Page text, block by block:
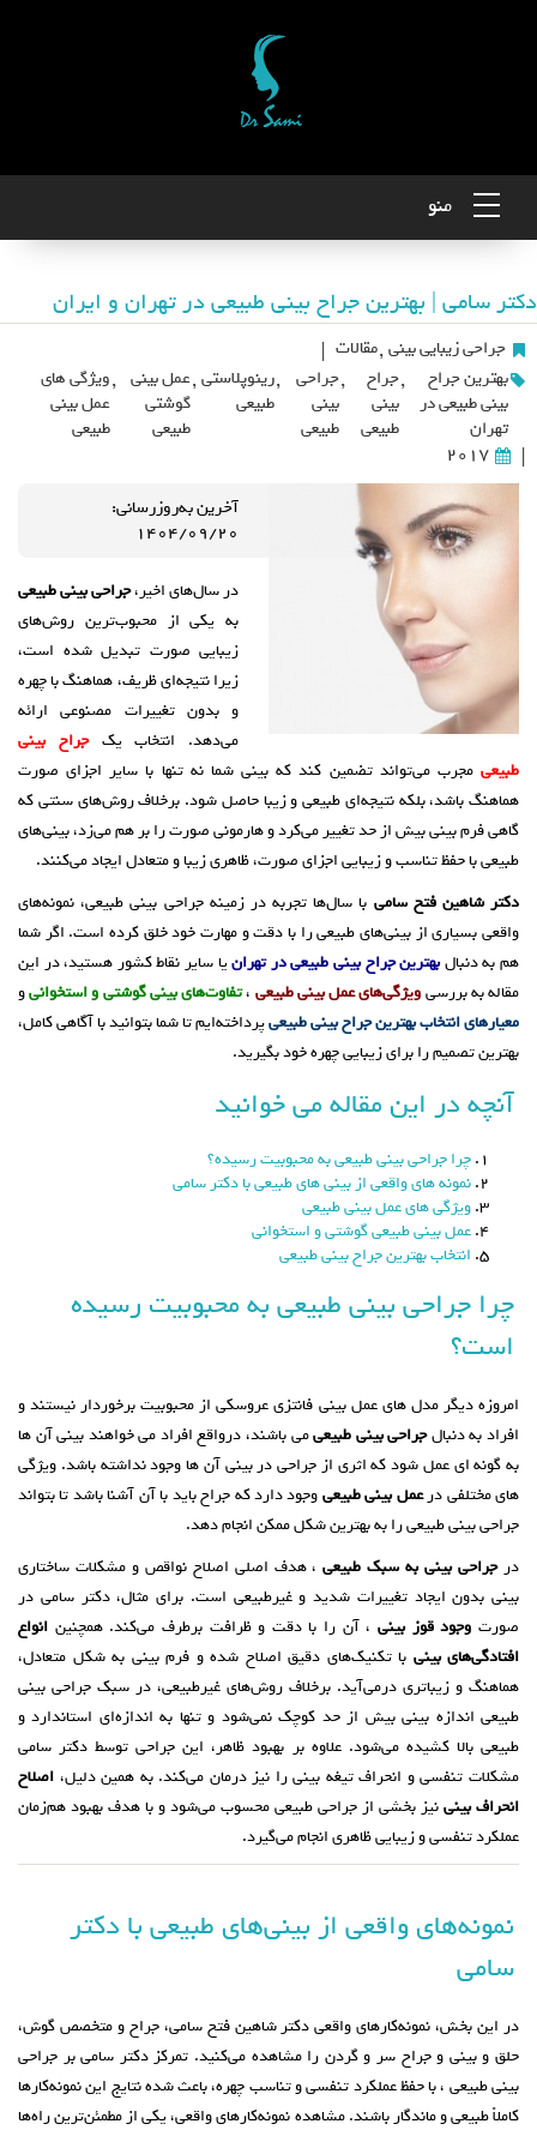
منو
دکتر سامی | بهترین جراح بینی طبیعی در تهران و ایران
جراحی زیبایی بینی ,مقالات |
بهترین جراح
بینی طبیعی در
تهران
,جراح
بینی
طبیعی
,جراحی
بینی
طبیعی
,رینوپلاستی
طبیعی
,عمل بینی
گوشتی
طبیعی
,ویژگی های
عمل بینی
طبیعی
|
2017
آخرین به‌روزرسانی:
۱۴۰۴/۰۹/۲۰
در سال‌های اخیر،جراحی بینی طبیعی
به یکی از محبوب‌ترین روش‌های
زیبایی صورت تبدیل شده است،
زیرا نتیجه‌ای ظریف، هماهنگ با چهره
و بدون تغییرات مصنوعی ارائه
می‌دهد. انتخاب یکجراح بینی
طبیعی مجرب می‌تواند تضمین کند که بینی شما نه تنها با سایر اجزای صورت
هماهنگ باشد، بلکه نتیجه‌ای طبیعی و زیبا حاصل شود. برخلاف روش‌های سنتی که
گاهی فرم بینی بیش از حد تغییر می‌کرد و هارمونی صورت را بر هم می‌زد، بینی‌های
طبیعی با حفظ تناسب و زیبایی اجزای صورت، ظاهری زیبا و متعادل ایجاد می‌کنند.
دکتر شاهین فتح سامی با سال‌ها تجربه در زمینه جراحی بینی طبیعی، نمونه‌های
واقعی بسیاری از بینی‌های طبیعی را با دقت و مهارت خود خلق کرده است. اگر شما
هم به دنبالبهترین جراح بینی طبیعی در تهرانیا سایر نقاط کشور هستید، در این
مقاله به بررسیویژگی‌های عمل بینی طبیعی ،تفاوت‌های بینی گوشتی و استخوانیو
معیارهای انتخاب بهترین جراح بینی طبیعیپرداخته‌ایم تا شما بتوانید با آگاهی کامل،
بهترین تصمیم را برای زیبایی چهره خود بگیرید.
آنچه در این مقاله می خوانید
چرا جراحی بینی طبیعی به محبوبیت رسیده؟
نمونه های واقعی از بینی های طبیعی با دکتر سامی
ویژگی های عمل بینی طبیعی
عمل بینی طبیعی گوشتی و استخوانی
انتخاب بهترین جراح بینی طبیعی
چرا جراحی بینی طبیعی به محبوبیت رسیده
است؟
امروزه دیگر مدل های عمل بینی فانتزی عروسکی از محبوبیت برخوردار نیستند و
افراد به دنبالجراحی بینی طبیعیمی باشند، درواقع افراد می خواهند بینی آن ها
به گونه ای عمل شود که اثری از جراحی در بینی آن ها وجود نداشته باشد. ویژگی
های مختلفی درعمل بینی طبیعیوجود دارد که جراح باید با آن آشنا باشد تا بتواند
جراحی بینی طبیعی را به بهترین شکل ممکن انجام دهد.
درجراحی بینی به سبک طبیعی، هدف اصلی اصلاح نواقص و مشکلات ساختاری
بینی بدون ایجاد تغییرات شدید و غیرطبیعی است. برای مثال، دکتر سامی در
صورت وجود قوز بینی، آن را با دقت و ظرافت برطرف می‌کند. همچنین انواع
افتادگی‌های بینی با تکنیک‌های دقیق اصلاح شده و فرم بینی به شکل متعادل،
هماهنگ و زیباتری درمی‌آید. برخلاف روش‌های غیرطبیعی، در سبک جراحی بینی
طبیعی اندازه بینی بیش از حد کوچک نمی‌شود و تنها به اندازه‌ای استاندارد و
طبیعی بالا کشیده می‌شود. علاوه بر بهبود ظاهر، این جراحی توسط دکتر سامی
مشکلات تنفسی و انحراف تیغه بینی را نیز درمان می‌کند. به همین دلیل، اصلاح
انحراف بینینیز بخشی از جراحی طبیعی محسوب می‌شود و با هدف بهبود هم‌زمان
عملکرد تنفسی و زیبایی ظاهری انجام می‌گیرد.
نمونه‌های واقعی از بینی‌های طبیعی با دکتر
سامی
در این بخش، نمونه‌کارهای واقعی دکتر شاهین فتح سامی، جراح و متخصص گوش،
حلق و بینی و جراح سر و گردن را مشاهده می‌کنید. تمرکز دکتر سامی بر جراحی
بینی طبیعی ، با حفظ عملکرد تنفسی و تناسب چهره، باعث شده نتایج این نمونه‌کارها
کاملاً طبیعی و ماندگار باشند. مشاهده نمونه‌کارهای واقعی، یکی از مطمئن‌ترین راه‌ها